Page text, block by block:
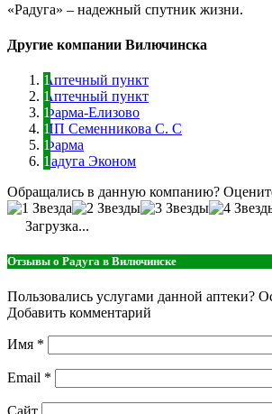
«Радуга» – надежный спутник жизни.
Другие компании Вилючинска
Аптечный пункт
Аптечный пункт
Фарма-Елизово
ИП Семенникова С. С
Фарма
Радуга Эконом
Обращались в данную компанию?
Загрузка...
Отзывы о Радуга в Вилючинске
Пользовались услугами данной аптеки?
Добавить комментарий
Имя *
Email *